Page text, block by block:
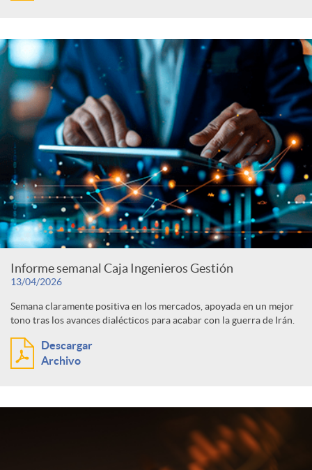
Informe semanal Caja Ingenieros Gestión
13/04/2026
Semana claramente positiva en los mercados, apoyada en un mejor
tono tras los avances dialécticos para acabar con la guerra de Irán.
Descargar
Archivo